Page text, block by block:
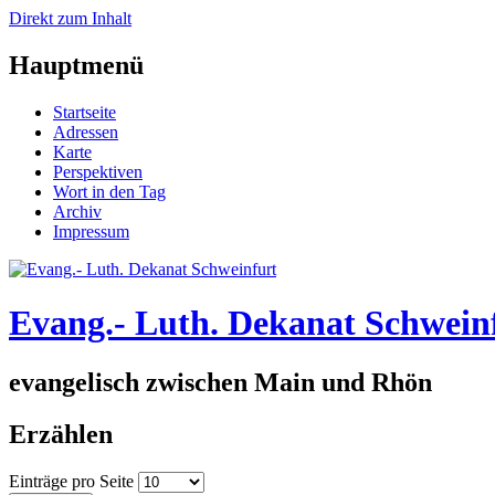
Direkt zum Inhalt
Hauptmenü
Startseite
Adressen
Karte
Perspektiven
Wort in den Tag
Archiv
Impressum
Evang.- Luth. Dekanat
evangelisch zwischen Main und Rhön
Erzählen
Einträge pro Seite